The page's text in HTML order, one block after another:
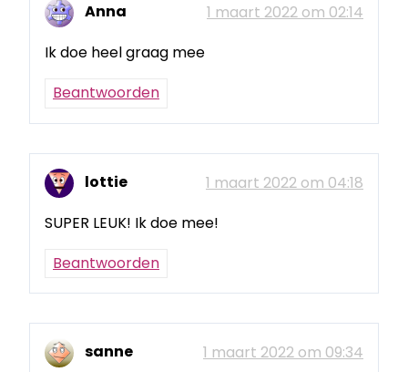
Anna
1 maart 2022 om 02:14
Ik doe heel graag mee
Beantwoorden
lottie
1 maart 2022 om 04:18
SUPER LEUK! Ik doe mee!
Beantwoorden
sanne
1 maart 2022 om 09:34